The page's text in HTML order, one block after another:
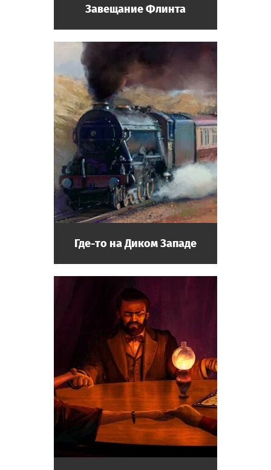
Завещание Флинта
Где-то на Диком Западе